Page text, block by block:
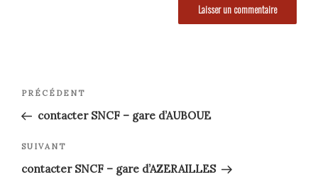
Navigation
de
l’article
Article
précédent
PRÉCÉDENT
contacter SNCF – gare d’AUBOUE
Article
suivant
SUIVANT
contacter SNCF – gare d’AZERAILLES